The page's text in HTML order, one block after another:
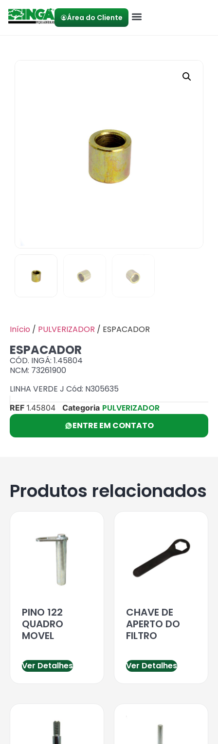
Área do Cliente
Início / PULVERIZADOR / ESPACADOR
ESPACADOR
CÓD. INGÁ: 1.45804
NCM: 73261900
LINHA VERDE J Cód: N305635
REF 1.45804 Categoria PULVERIZADOR
ENTRE EM CONTATO
Produtos relacionados
PINO 122
QUADRO
MOVEL
Ver Detalhes
CHAVE DE
APERTO DO
FILTRO
Ver Detalhes